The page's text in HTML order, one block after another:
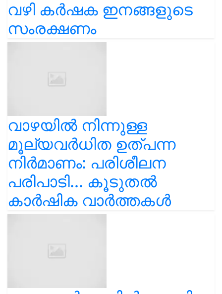
വഴി കർഷക ഇനങ്ങളുടെ
സംരക്ഷണം
വാഴയിൽ നിന്നുള്ള
മൂല്യവർധിത ഉത്പന്ന
നിർമാണം: പരിശീലന
പരിപാടി... കൂടുതൽ
കാർഷിക വാർത്തകൾ